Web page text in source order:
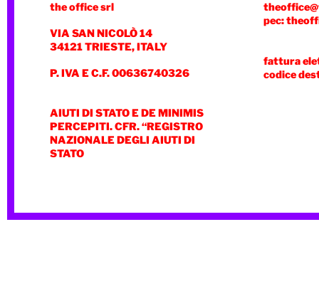
the office srl
VIA SAN NICOLÒ 14
34121 TRIESTE, ITALY
P. IVA E C.F. 00636740326
AIUTI DI STATO E DE MINIMIS
PERCEPITI. CFR. “REGISTRO
NAZIONALE DEGLI AIUTI DI
STATO
pec:
fattura
codice